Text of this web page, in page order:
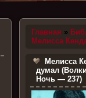
Главная »
Мелисса
Мелисса
думал
Ночь — 237)